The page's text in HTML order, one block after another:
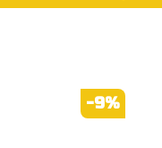
-9%